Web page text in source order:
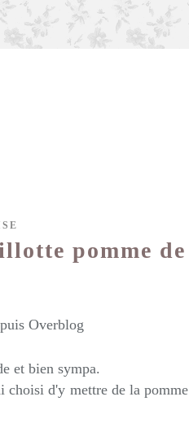
pomme de
Overblog
et bien sympa.
choisi d'y mettre de la pomme